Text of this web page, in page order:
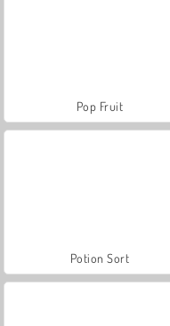
Pop Fruit
Potion Sort